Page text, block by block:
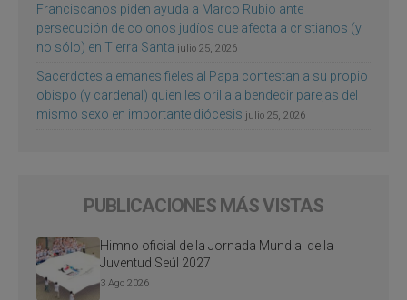
Franciscanos piden ayuda a Marco Rubio ante
persecución de colonos judíos que afecta a cristianos (y
no sólo) en Tierra Santa julio 25, 2026
Sacerdotes alemanes fieles al Papa contestan a su propio
obispo (y cardenal) quien les orilla a bendecir parejas del
mismo sexo en importante diócesis julio 25, 2026
PUBLICACIONES MÁS VISTAS
Himno oficial de la Jornada Mundial de la
Juventud Seúl 2027
3 Ago 2026